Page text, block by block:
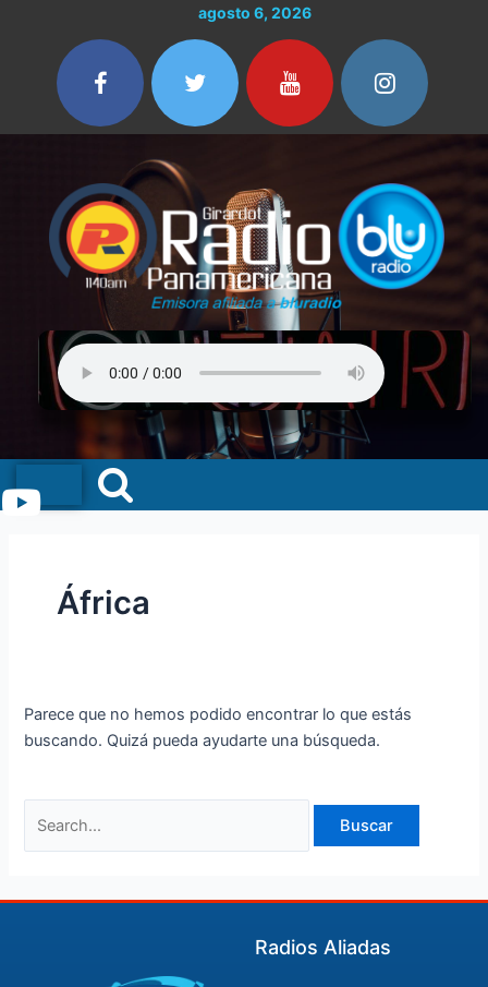
contenido
agosto 6, 2026
Menu
África
Parece que no hemos podido encontrar lo que estás
buscando. Quizá pueda ayudarte una búsqueda.
Radios Aliadas